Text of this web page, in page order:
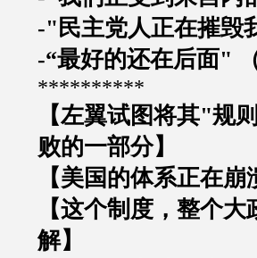
-"民主党人正在摧毁
-“最好的还在后面"
**********
【左翼试图将其"规则
败的一部分】
【美国的体系正在崩
【这个制度，整个
解】